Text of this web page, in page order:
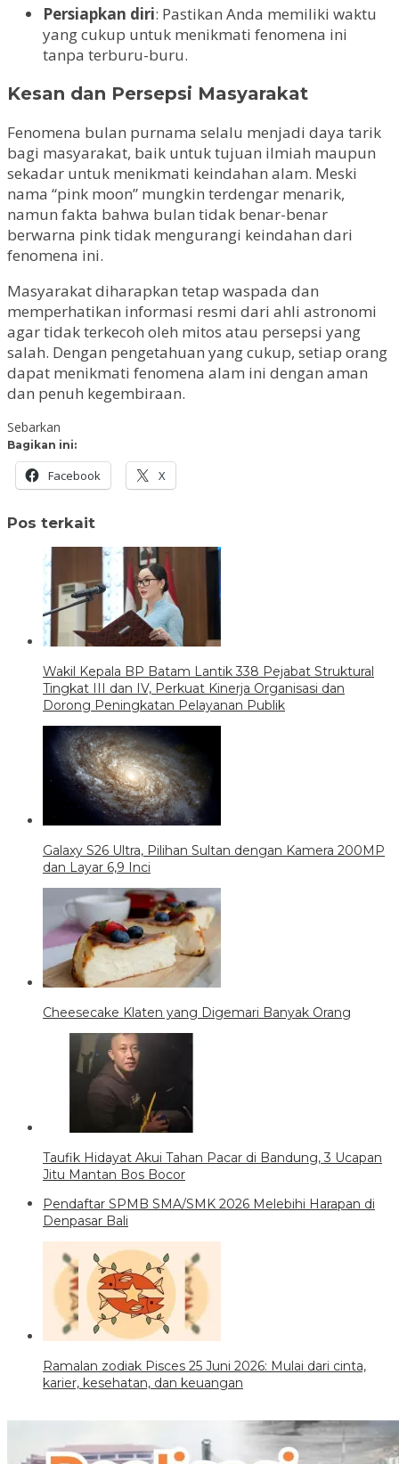
Persiapkan diri: Pastikan Anda memiliki waktu
yang cukup untuk menikmati fenomena ini
tanpa terburu-buru.
Kesan dan Persepsi Masyarakat
Fenomena bulan purnama selalu menjadi daya tarik
bagi masyarakat, baik untuk tujuan ilmiah maupun
sekadar untuk menikmati keindahan alam. Meski
nama “pink moon” mungkin terdengar menarik,
namun fakta bahwa bulan tidak benar-benar
berwarna pink tidak mengurangi keindahan dari
fenomena ini.
Masyarakat diharapkan tetap waspada dan
memperhatikan informasi resmi dari ahli astronomi
agar tidak terkecoh oleh mitos atau persepsi yang
salah. Dengan pengetahuan yang cukup, setiap orang
dapat menikmati fenomena alam ini dengan aman
dan penuh kegembiraan.
Sebarkan
Bagikan ini:
Facebook X
Pos terkait
Wakil Kepala BP Batam Lantik 338 Pejabat Struktural
Tingkat III dan IV, Perkuat Kinerja Organisasi dan
Dorong Peningkatan Pelayanan Publik
Galaxy S26 Ultra, Pilihan Sultan dengan Kamera 200MP
dan Layar 6,9 Inci
Cheesecake Klaten yang Digemari Banyak Orang
Taufik Hidayat Akui Tahan Pacar di Bandung, 3 Ucapan
Jitu Mantan Bos Bocor
Pendaftar SPMB SMA/SMK 2026 Melebihi Harapan di
Denpasar Bali
Ramalan zodiak Pisces 25 Juni 2026: Mulai dari cinta,
karier, kesehatan, dan keuangan